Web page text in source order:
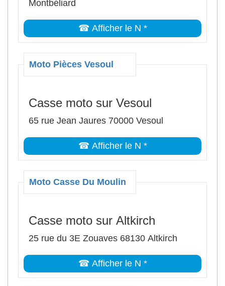
Montbéliard
☎ Afficher le N *
Moto Pièces Vesoul
Casse moto sur Vesoul
65 rue Jean Jaures 70000 Vesoul
☎ Afficher le N *
Moto Casse Du Moulin
Casse moto sur Altkirch
25 rue du 3E Zouaves 68130 Altkirch
☎ Afficher le N *